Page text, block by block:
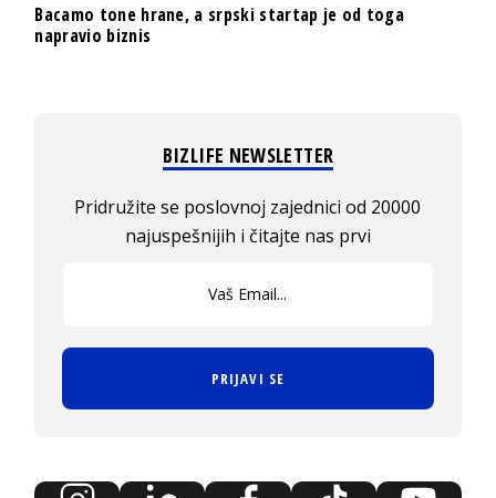
Bacamo tone hrane, a srpski startap je od toga
napravio biznis
BIZLIFE NEWSLETTER
Pridružite se poslovnoj zajednici od 20000
najuspešnijih i čitajte nas prvi
PRIJAVI SE